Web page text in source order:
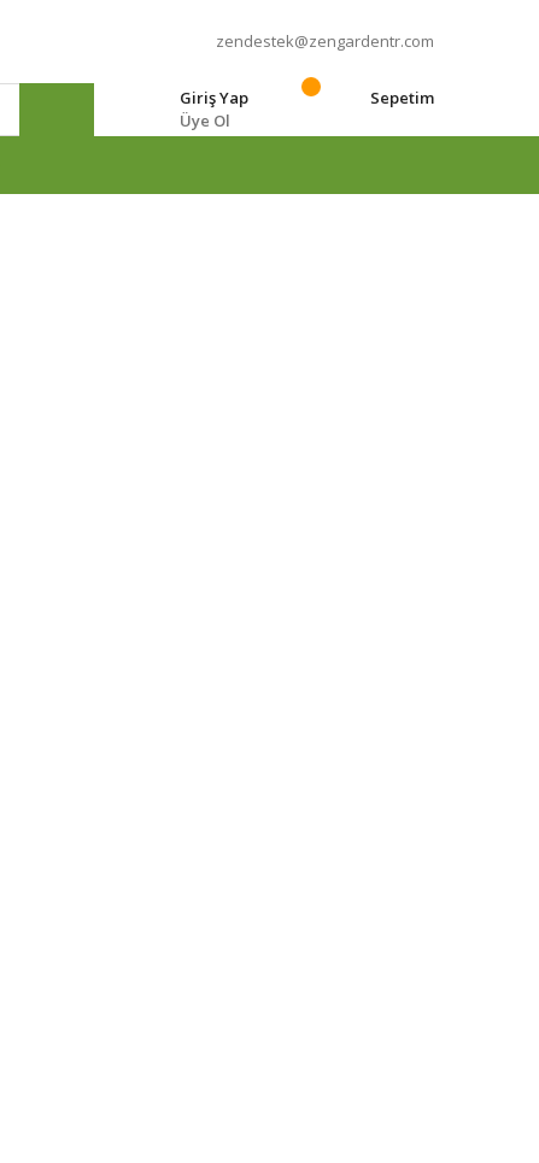
zendestek@zengardentr.com
Giriş Yap
Üye Ol
Sepetim